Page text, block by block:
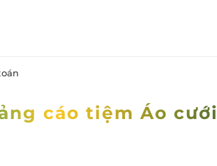
cáo tiệm Áo